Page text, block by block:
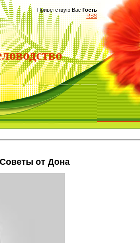
Приветствую Вас Гость
RSS
от Дона